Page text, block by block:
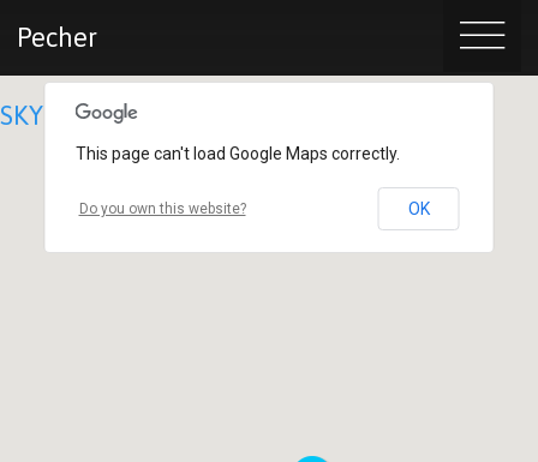
Pecher
SKY
This page can't load Google Maps correctly.
Do you own this website? OK